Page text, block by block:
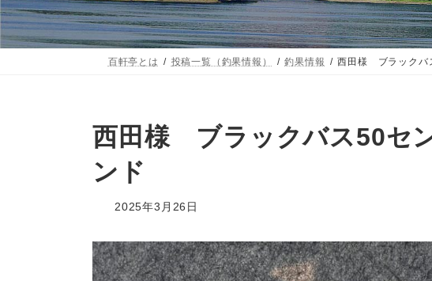
百軒亭とは 投稿一覧（釣果情報） 釣果情報 西田様 ブラックバ
西田様 ブラックバス50セ
ンド
2025年3月26日